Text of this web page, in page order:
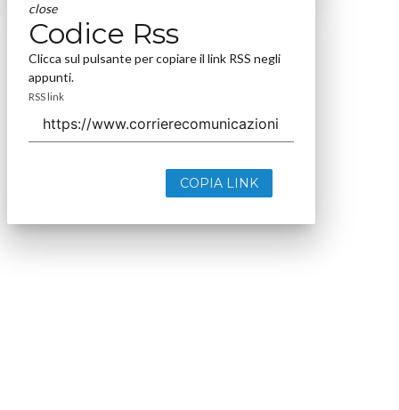
close
Codice Rss
Clicca sul pulsante per copiare il link RSS negli
appunti.
RSS link
COPIA LINK